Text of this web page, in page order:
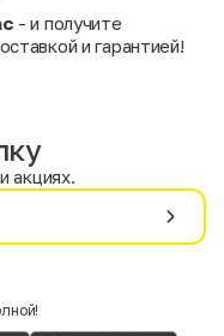
- и получите
и гарантией!
акциях.